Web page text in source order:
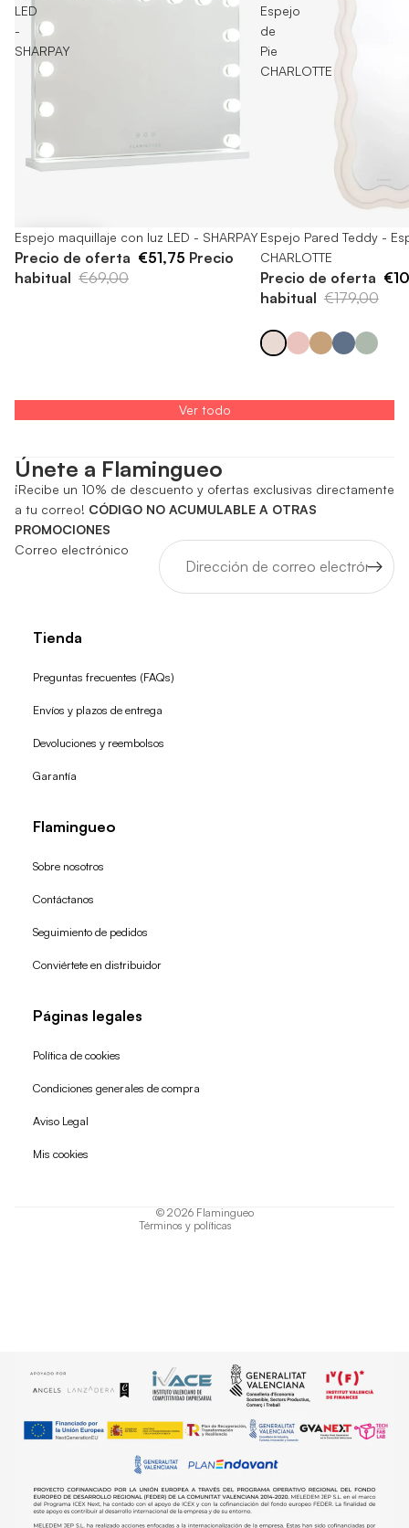
LED
-
SHARPAY
-25%
Espejo maquillaje con luz LED - SHARPAY
Precio de oferta €51,75 Precio
habitual €69,00
Espejo
de
Pie
CHARLOTTE
Agotado
Espejo Pared Teddy -
CHARLOTTE
Precio de oferta
habitual €179,00
Ver todo
Únete a Flamingueo
¡Recibe un 10% de descuento y ofertas exclusivas directamente
a tu correo! CÓDIGO NO ACUMULABLE A OTRAS
PROMOCIONES
Correo electrónico
Tienda
Preguntas frecuentes (FAQs)
Envíos y plazos de entrega
Devoluciones y reembolsos
Garantía
Flamingueo
Sobre nosotros
Contáctanos
Seguimiento de pedidos
Conviértete en distribuidor
Páginas legales
Política de cookies
Condiciones generales de compra
Aviso Legal
Mis cookies
© 2026 Flamingueo
Términos y políticas